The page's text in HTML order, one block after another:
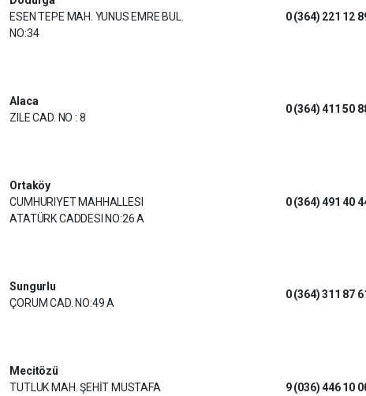
ESEN TEPE MAH. YUNUS EMRE BUL.
NO:34
0 (364) 221 12
Alaca
ZILE CAD. NO : 8
0 (364) 411 50
Ortaköy
CUMHURIYET MAHHALLESI
ATATÜRK CADDESI NO:26 A
0 (364) 491 40
Sungurlu
ÇORUM CAD. NO:49 A
0 (364) 311 87
Mecitözü
TUTLUK MAH. ŞEHİT MUSTAFA
9 (036) 446 10